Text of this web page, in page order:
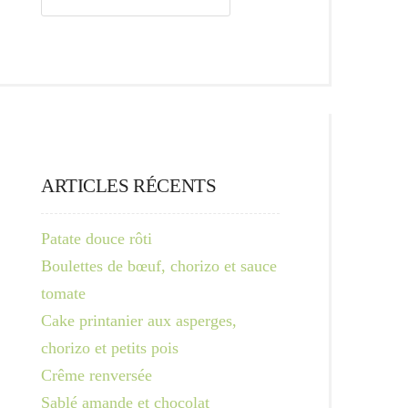
ARTICLES RÉCENTS
Patate douce rôti
Boulettes de bœuf, chorizo et sauce
tomate
Cake printanier aux asperges,
chorizo et petits pois
Crême renversée
Sablé amande et chocolat